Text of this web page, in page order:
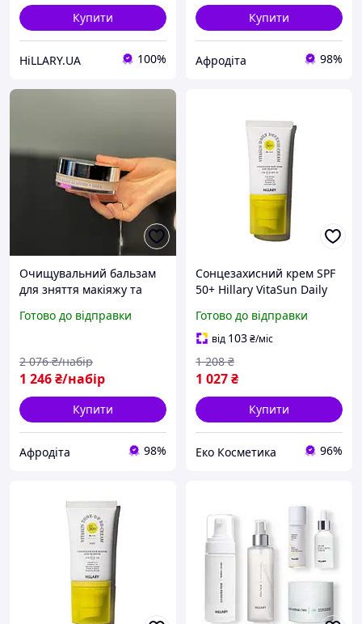
Купити
HiLLARY.UA 100%
Купити
Афродіта 98%
Очищувальний бальзам
для зняття макіяжу та
для обличчя SPF30 Nude
Готово до відправки
1 246₴/набір
2 076 ₴/набір
Купити
Афродіта 98%
Сонцезахисний крем SPF
50+ Hillary VitaSun Daily
Готово до відправки
від 103₴/міс
1 027₴
1 208 ₴
Купити
Еко Косметика 96%